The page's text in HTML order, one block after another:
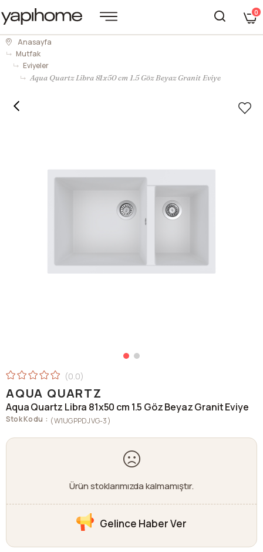
0
Anasayfa
Mutfak
Eviyeler
Aqua Quartz Libra 81x50 cm 1.5 Göz Beyaz Granit Eviye
0.0
AQUA QUARTZ
Aqua Quartz Libra 81x50 cm 1.5 Göz Beyaz Granit Eviye
Stok Kodu (W1UGPPDJVG-3)
Ürün stoklarımızda kalmamıştır.
Gelince Haber Ver